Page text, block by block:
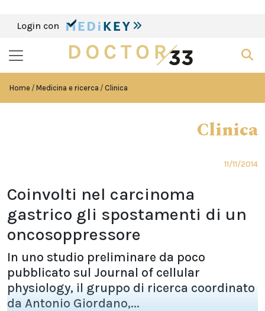
Login con
Home Medicina e ricerca Clinica
Clinica
11/11/2014
Coinvolti nel carcinoma
gastrico gli spostamenti di un
oncosoppressore
In uno studio preliminare da poco
pubblicato sul Journal of cellular
physiology, il gruppo di ricerca coordinato
da Antonio Giordano,...